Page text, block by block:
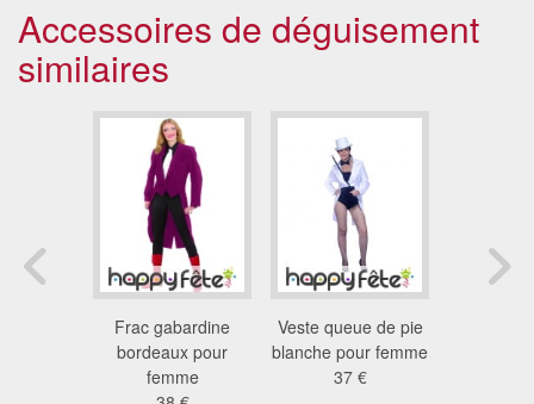
Accessoires de déguisement
similaires
Frac gabardine
bordeaux pour
femme
Veste queue de pie
blanche pour femme
37 €